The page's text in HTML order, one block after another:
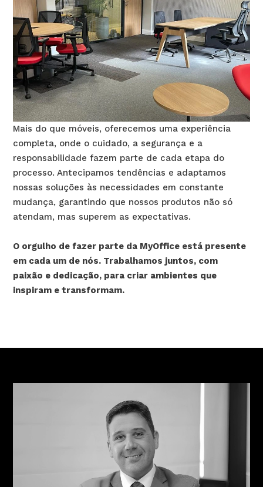
Mais do que móveis, oferecemos uma experiência
completa, onde o cuidado, a segurança e a
responsabilidade fazem parte de cada etapa do
processo. Antecipamos tendências e adaptamos
nossas soluções às necessidades em constante
mudança, garantindo que nossos produtos não só
atendam, mas superem as expectativas.
O orgulho de fazer parte da MyOffice está presente
em cada um de nós. Trabalhamos juntos, com
paixão e dedicação, para criar ambientes que
inspiram e transformam.